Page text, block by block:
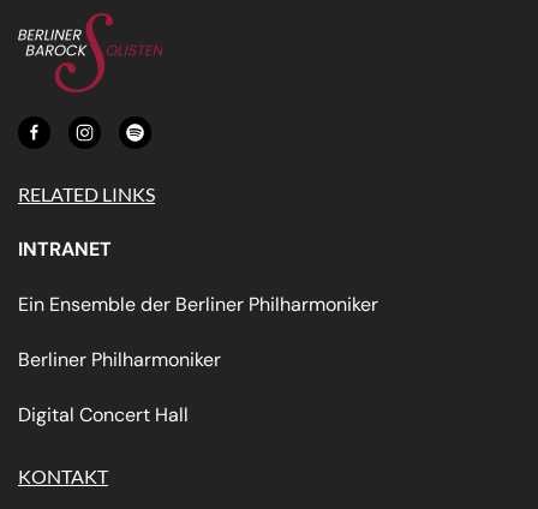
RELATED LINKS
INTRANET
Ein Ensemble der Berliner Philharmoniker
Berliner Philharmoniker
Digital Concert Hall
KONTAKT